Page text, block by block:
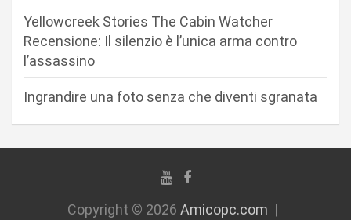
i
Yellowcreek Stories The Cabin Watcher
Recensione: Il silenzio è l’unica arma contro
l’assassino
Ingrandire una foto senza che diventi sgranata
Copyright © 2026 Amicopc.com